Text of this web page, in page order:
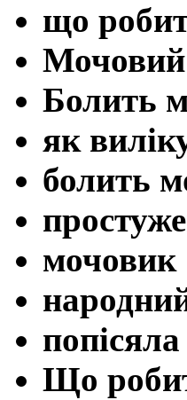
що
Мочовий
Болить
як
болить
мочовик
Що